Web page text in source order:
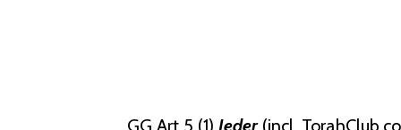
GG Art 5 (1) Jeder(incl.